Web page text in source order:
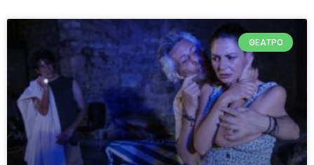
ΘΈΑΤΡΟ